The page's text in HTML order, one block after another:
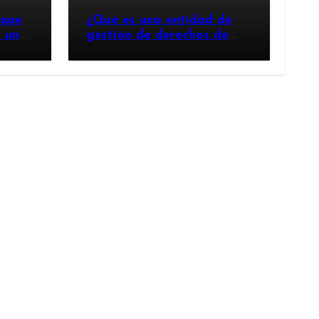
un
¿Qué es una entidad de
gestión de derechos de
importante?